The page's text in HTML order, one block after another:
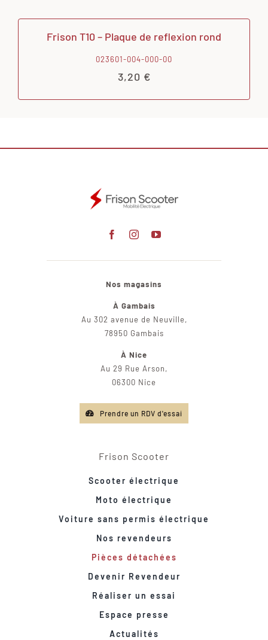
Frison T10 – Plaque de reflexion rond
023601-004-000-00
3,20 €
Nos magasins
À Gambais
Au 302 avenue de Neuville,
78950 Gambais
À Nice
Au 29 Rue Arson,
06300 Nice
Prendre un RDV d'essai
Frison Scooter
Scooter électrique
Moto électrique
Voiture sans permis électrique
Nos revendeurs
Pièces détachées
Devenir Revendeur
Réaliser un essai
Espace presse
Actualités